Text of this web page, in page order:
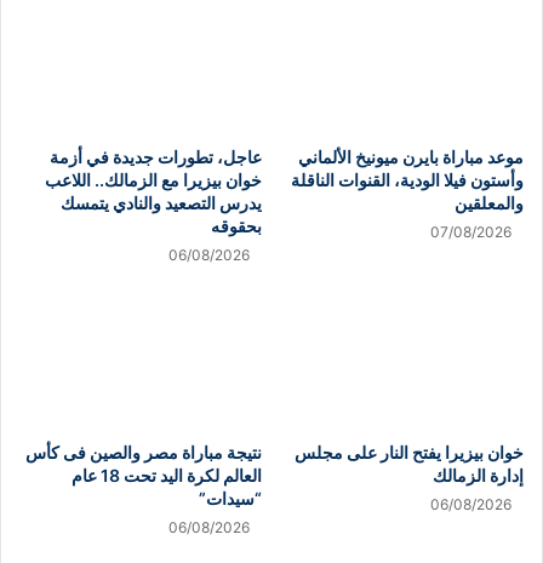
موعد مباراة بايرن ميونيخ الألماني
وأستون فيلا الودية، القنوات الناقلة
والمعلقين
07/08/2026
عاجل، تطورات جديدة في أزمة
خوان بيزيرا مع الزمالك.. اللاعب
يدرس التصعيد والنادي يتمسك
بحقوقه
06/08/2026
خوان بيزيرا يفتح النار على مجلس
إدارة الزمالك
06/08/2026
نتيجة مباراة مصر والصين فى كأس
العالم لكرة اليد تحت 18 عام
“سيدات”
06/08/2026